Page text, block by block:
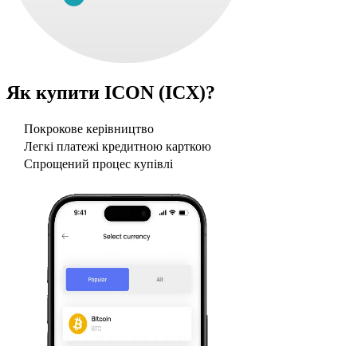
Як купити ICON (ICX)?
Покрокове керівництво
Легкі платежі кредитною карткою
Спрощений процес купівлі